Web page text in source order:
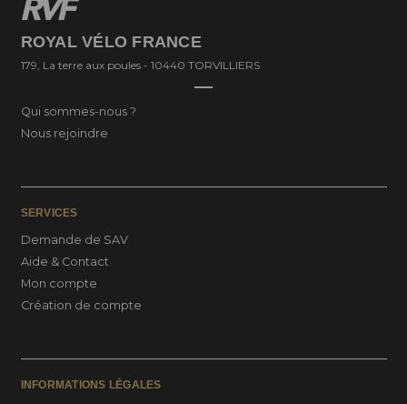
ROYAL VÉLO FRANCE
179, La terre aux poules - 10440 TORVILLIERS
Qui sommes-nous ?
Nous rejoindre
SERVICES
Demande de SAV
Aide & Contact
Mon compte
Création de compte
INFORMATIONS LÉGALES